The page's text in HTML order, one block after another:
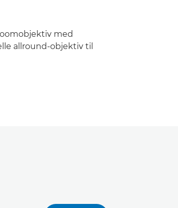
med
allround-objektiv til